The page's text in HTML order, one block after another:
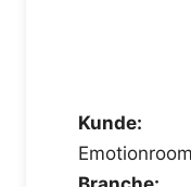
Kunde: